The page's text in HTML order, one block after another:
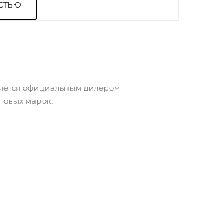
официальным дилером
марок.